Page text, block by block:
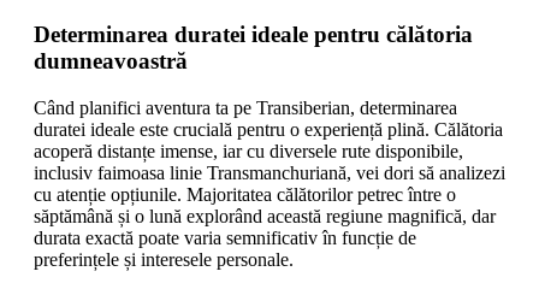
Determinarea duratei ideale pentru călătoria
dumneavoastră
Când planifici aventura ta pe Transiberian, determinarea
duratei ideale este crucială pentru o experiență plină. Călătoria
acoperă distanțe imense, iar cu diversele rute disponibile,
inclusiv faimoasa linie Transmanchuriană, vei dori să analizezi
cu atenție opțiunile. Majoritatea călătorilor petrec între o
săptămână și o lună explorând această regiune magnifică, dar
durata exactă poate varia semnificativ în funcție de
preferințele și interesele personale.